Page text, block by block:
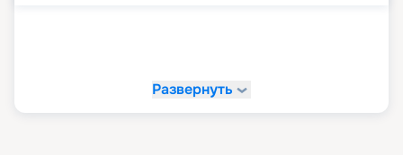
Развернуть